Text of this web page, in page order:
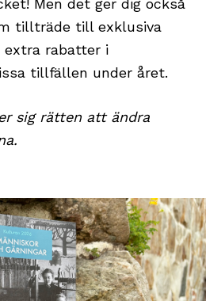
Men det ger dig också
tillträde till exklusiva
extra rabatter i
tillfällen under året.
sig rätten att ändra